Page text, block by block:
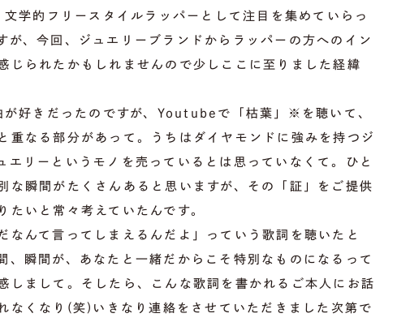
学的フリースタイルラッパーとして注目を集めていらっ
が、今回、ジュエリーブランドからラッパーの方へのイン
じられたかもしれませんので少しここに至りました経緯
好きだったのですが、Youtubeで「枯葉」※を聴いて、
重なる部分があって。うちはダイヤモンドに強みを持つジ
エリーというモノを売っているとは思っていなくて。ひと
な瞬間がたくさんあると思いますが、その「証」をご提供
たいと常々考えていたんです。
なんて言ってしまえるんだよ」っていう歌詞を聴いたと
、瞬間が、あなたと一緒だからこそ特別なものになるって
しまして。そしたら、こんな歌詞を書かれるご本人にお話
なくなり(笑)いきなり連絡をさせていただきました次第で